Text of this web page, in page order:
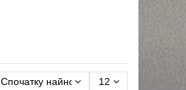
Спочатку найновіші 12